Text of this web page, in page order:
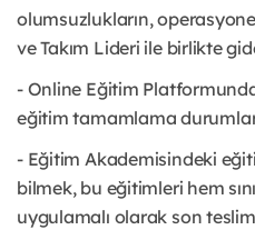
olumsuzlukların,
ve Takım Lideri ile birlikte
- Online Eğitim
eğitim tamamlama
- Eğitim Akademisindeki
bilmek, bu eğitimleri hem
uygulamalı olarak son